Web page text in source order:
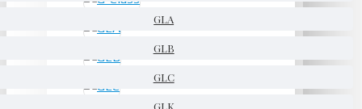
GLA
GLB
GLC
GLK